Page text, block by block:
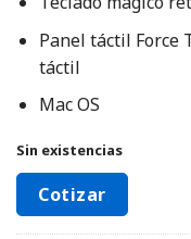
Panel táctil Force
táctil
Mac OS
Sin existencias
Cotizar